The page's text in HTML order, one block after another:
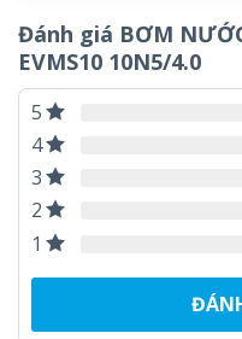
Đánh giá BƠM
EVMS10 10N5/4.0
5
4
3
2
1